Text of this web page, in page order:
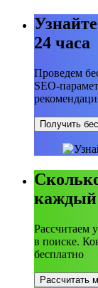
24 часа
Проведем
SEO-
Получить
каждый
Рассчитаем
в поиске.
бесплатно
Рассчитать